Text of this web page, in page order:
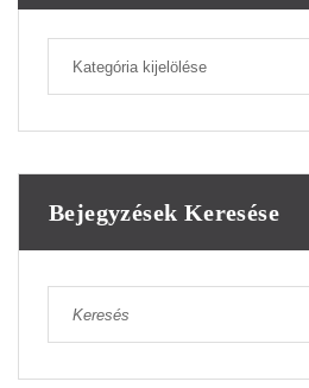
Kategória kijelölése
Bejegyzések Keresése